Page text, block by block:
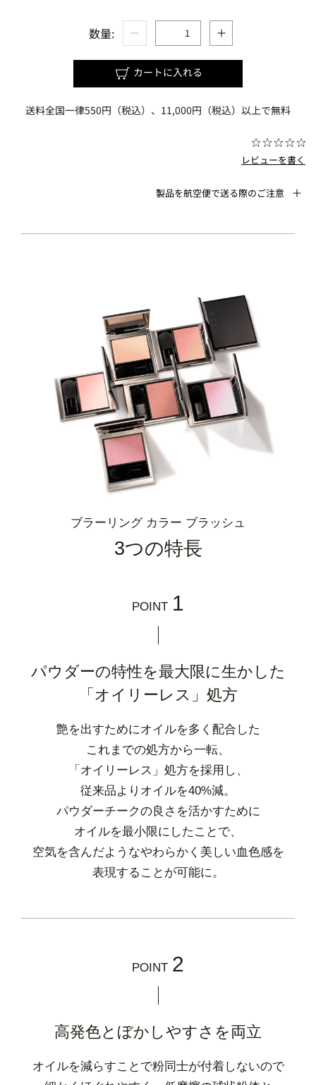
数量:
カートに入れる
送料全国一律550円（税込）、11,000円（税込）以上で無料
レビューを書く
製品を航空便で送る際のご注意
ブラーリング カラー ブラッシュ
3つの特長
POINT 1
パウダーの特性を最大限に生かした
「オイリーレス」処方
艶を出すためにオイルを多く配合した
これまでの処方から一転、
「オイリーレス」処方を採用し、
従来品よりオイルを40%減。
パウダーチークの良さを活かすために
オイルを最小限にしたことで、
空気を含んだようなやわらかく美しい血色感を
表現することが可能に。
POINT 2
高発色とぼかしやすさを両立
オイルを減らすことで粉同士が付着しないので